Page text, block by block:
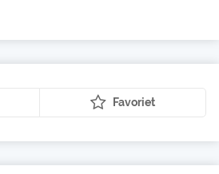
Favoriet